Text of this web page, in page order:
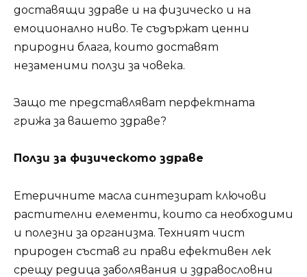
доставящи здраве и на физическо и на
емоционално ниво. Те съдържат ценни
природни блага, които доставят
незаменими ползи за човека.
Защо те представляват перфектната
грижа за вашето здраве?
Ползи за физическото здраве
Етеричните масла синтезират ключови
растителни елементи, които са необходими
и полезни за организма. Техният чист
природен състав ги прави ефективен лек
срещу редица заболявания и здравословни